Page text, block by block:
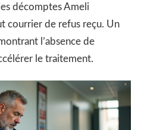
décomptes Ameli
courrier de refus reçu. Un
l’absence de
le traitement.